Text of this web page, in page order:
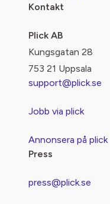
Kontakt
Plick AB
Kungsgatan 28
753 21 Uppsala
support@plick.se
Jobb via plick
Annonsera på plick
Press
press@plick.se